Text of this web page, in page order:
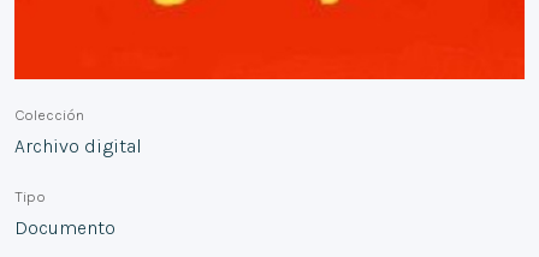
Colección
Archivo digital
Tipo
Documento